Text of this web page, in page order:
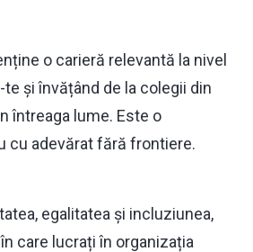
o carieră relevantă la nivel
și învățând de la colegii din
întreaga lume. Este o
cu adevărat fără frontiere.
egalitatea și incluziunea,
care lucrați în organizația